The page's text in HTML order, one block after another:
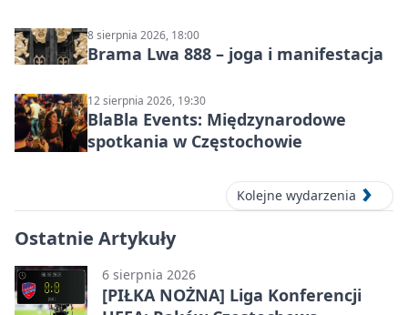
8 sierpnia 2026, 18:00
Brama Lwa 888 – joga i manifestacja
12 sierpnia 2026, 19:30
BlaBla Events: Międzynarodowe
spotkania w Częstochowie
Kolejne wydarzenia
Ostatnie Artykuły
6 sierpnia 2026
[PIŁKA NOŻNA] Liga Konferencji